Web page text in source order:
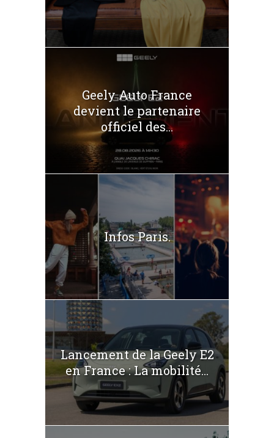
Geely Auto France
devient le partenaire
officiel des...
Infos Paris.
Lancement de la Geely E2
en France : La mobilité...